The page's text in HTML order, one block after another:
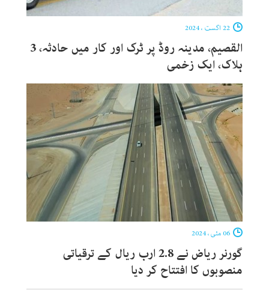
القصیم، مدینہ روڈ پر ٹرک اور کار میں حادثہ، 3
ہلاک، ایک زخمی
گورنر ریاض نے 2.8 ارب ریال کے ترقیاتی
منصوبوں کا افتتاح کر دیا